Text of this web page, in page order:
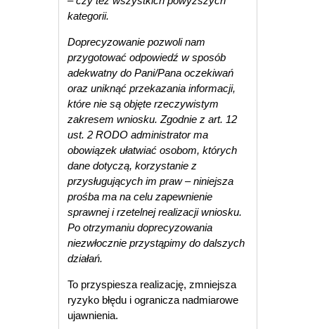
kategorii.
Doprecyzowanie pozwoli nam
przygotować odpowiedź w sposób
adekwatny do Pani/Pana oczekiwań
oraz uniknąć przekazania informacji,
które nie są objęte rzeczywistym
zakresem wniosku. Zgodnie z art. 12
ust. 2 RODO administrator ma
obowiązek ułatwiać osobom, których
dane dotyczą, korzystanie z
przysługujących im praw – niniejsza
prośba ma na celu zapewnienie
sprawnej i rzetelnej realizacji wniosku.
Po otrzymaniu doprecyzowania
niezwłocznie przystąpimy do dalszych
działań.
To przyspiesza realizację, zmniejsza
ryzyko błędu i ogranicza nadmiarowe
ujawnienia.